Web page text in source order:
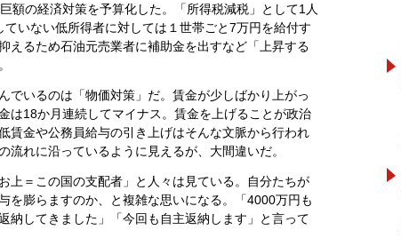
額の経済対策を予算化した。「所得税減税」として1人
いない低所得者に対しては１世帯ごと7万円を給付す
えるため石油元売業者に補助金を出すなど「上昇する
でいるのは「物価対策」だ。賃金が少しばかり上がっ
は18か月連続してマイナス。賃金を上げることが政治
賃金や公務員給与の引き上げはそんな文脈から行われ
れに沿っているように見えるが、大間違いだ。
上＝この国の支配者」と人々は見ている。自分たちが
を膨らますのか、と複雑な思いになる。「4000万円も
納してきました」「今回も自主返納します」と言って